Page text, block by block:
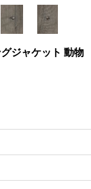
ジャケット 動物